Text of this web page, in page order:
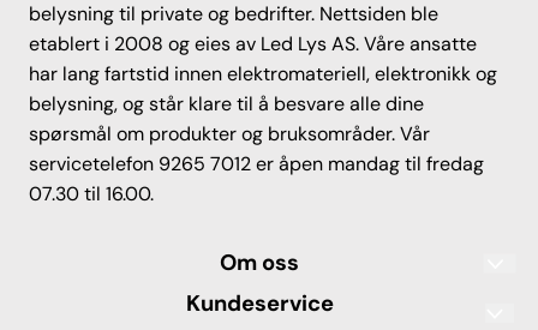
belysning til private og bedrifter. Nettsiden ble
etablert i 2008 og eies av Led Lys AS. Våre ansatte
har lang fartstid innen elektromateriell, elektronikk og
belysning, og står klare til å besvare alle dine
spørsmål om produkter og bruksområder. Vår
servicetelefon 9265 7012 er åpen mandag til fredag
07.30 til 16.00.
Om oss
Led Lys AS
Kundeservice